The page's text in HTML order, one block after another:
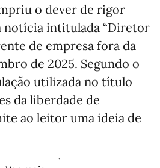
o dever de rigor
notícia intitulada “Diretor
de empresa fora da
de 2025. Segundo o
utilizada no título
da liberdade de
ao leitor uma ideia de